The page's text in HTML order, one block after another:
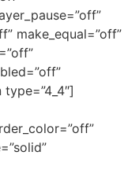
make_equal=”off”